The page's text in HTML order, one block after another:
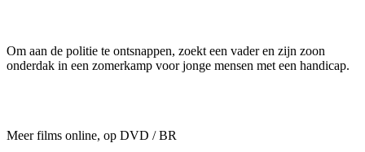
Om aan de politie te ontsnappen, zoekt een vader en zijn zoon
onderdak in een zomerkamp voor jonge mensen met een handicap.
Meer films online, op DVD / BR